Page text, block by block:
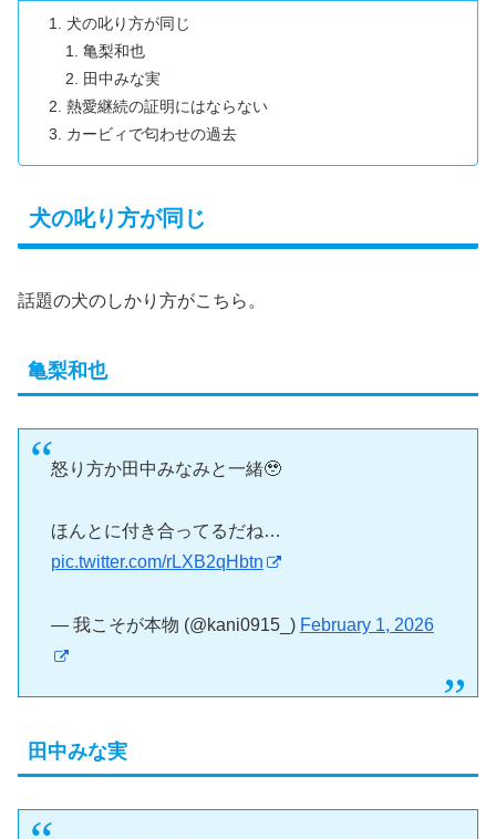
犬の叱り方が同じ
亀梨和也
田中みな実
熱愛継続の証明にはならない
カービィで匂わせの過去
犬の叱り方が同じ
話題の犬のしかり方がこちら。
亀梨和也
怒り方か田中みなみと一緒🥹
ほんとに付き合ってるだね…
pic.twitter.com/rLXB2qHbtn
— 我こそが本物 (@kani0915_) February 1, 2026
田中みな実